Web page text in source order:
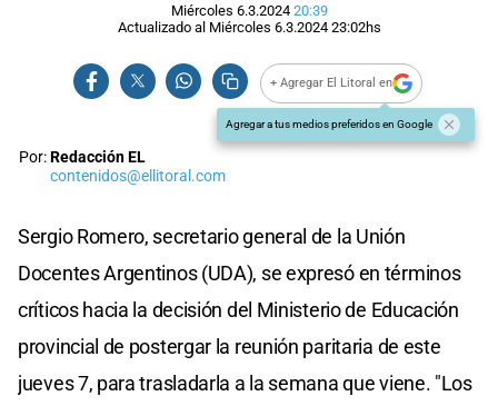
Miércoles 6.3.2024 20:39
Actualizado al Miércoles 6.3.2024 23:02hs
+ Agregar El Litoral en
Agregar a tus medios preferidos en Google
Por:Redacción EL
contenidos@ellitoral.com
Sergio Romero, secretario general de la Unión
Docentes Argentinos (UDA), se expresó en términos
críticos hacia la decisión del Ministerio de Educación
provincial de postergar la reunión paritaria de este
jueves 7, para trasladarla a la semana que viene. "Los